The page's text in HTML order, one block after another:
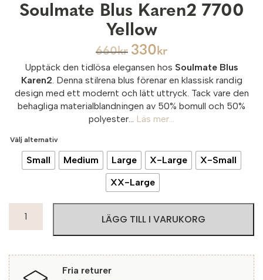
Soulmate Blus Karen2 7700
Yellow
660kr 330 kr
Upptäck den tidlösa elegansen hos Soulmate Blus
Karen2 . Denna stilrena blus förenar en klassisk randig
design med ett modernt och lätt uttryck. Tack vare den
behagliga materialblandningen av 50% bomull och 50%
polyester...
Läs mer...
Välj alternativ
Small Medium Large X-Large
X-Small
XX-Large
Blus
Yellow
mängd
LÄGG TILL I VARUKORG
Fria returer